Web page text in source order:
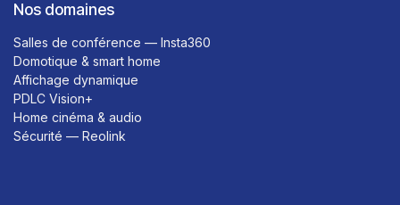
Nos domaines
Salles de conférence — Insta360
Domotique & smart home
Affichage dynamique
PDLC Vision+
Home cinéma & audio
Sécurité — Reolink